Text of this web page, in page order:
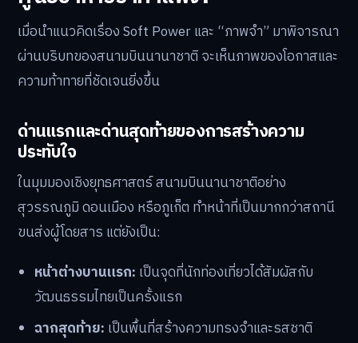
เมื่อนำแนวคิดเรื่อง Soft Power และ “ภาพจำ” มาพิจารณา
ผ่านบริบทของสนามบินนานาชาติ จะเห็นภาพของโอกาสและ
ความท้าทายที่ชัดเจนยิ่งขึ้น
ด่านแรกและด่านสุดท้ายของการสร้างความ
ประทับใจ
ในมุมมองเชิงยุทธศาสตร์ สนามบินนานาชาติอย่าง
สุวรรณภูมิ ดอนเมือง หรือภูเก็ต ทำหน้าที่เป็นมากกว่าสถานี
ขนส่งผู้โดยสาร แต่ยังเป็น:
หน้าต่างบานแรก: เป็นจุดที่นักท่องเที่ยวได้สัมผัสกับ
วัฒนธรรมไทยเป็นครั้งแรก
ฉากสุดท้าย: เป็นพื้นที่สร้างความทรงจำและรสชาติ